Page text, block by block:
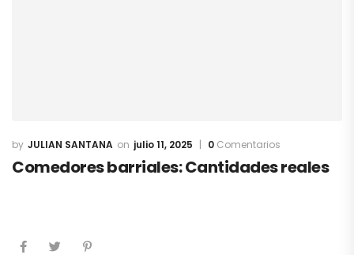
JULIAN SANTANA julio 11, 2025 0 Comentarios
Comedores barriales: Cantidades reales